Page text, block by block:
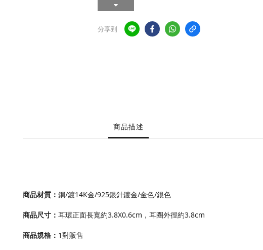
分享到
商品描述
商品材質 ： 銅/鍍14K金/925銀針鍍金/金色/銀色
商品尺寸 ： 耳環正面長寬約3.8X0.6cm，耳圈外徑約3.8cm
商品規格： 1對販售